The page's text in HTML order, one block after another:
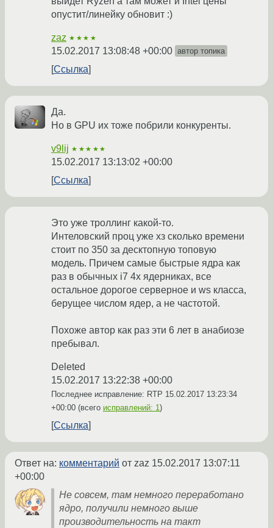
опустит/линейку обновит :)
zaz ★★★★
15.02.2017 13:08:48 +00:00 автор топика
Ссылка
Да.
Но в GPU их тоже побрили конкуренты.
v9lij ★★★★★
15.02.2017 13:13:02 +00:00
Ссылка
Это уже троллинг какой-то.
Интеловский проц уже хз сколько времени
стоит по 350 за десктопную топовую
модель. Причем самые быстрые ядра как
раз в обычных i7 4х ядерниках, все
остальное дорогое серверное и ws класса,
берущее числом ядер, а не частотой.
Похоже автор как раз эти 6 лет в анабиозе
пребывал.
Deleted
15.02.2017 13:22:38 +00:00
Последнее исправление: RTP 15.02.2017 13:23:34
+00:00 (всего исправлений: 1)
Ссылка
Ответ на: комментарий от zaz 15.02.2017 13:07:11
+00:00
Не совсем, там немного переработано
ядро, получили немного выше
производительность на такт